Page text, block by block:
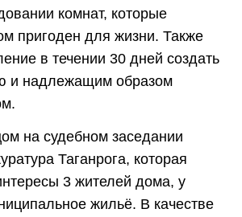
комнат, которые
пригоден для жизни. Также
в течении 30 дней создать
и надлежащим образом
на судебном заседании
Таганрога, которая
3 жителей дома, у
жильё. В качестве